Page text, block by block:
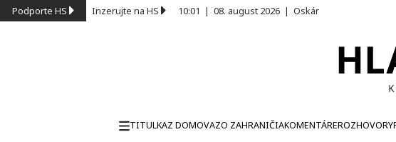
Podporte HS Inzerujte na HS 10:01 | 08. august 2026 | Oskár
TITULKAZ DOMOVAZO ZAHRANIČIAKOMENTÁREROZHOVORY